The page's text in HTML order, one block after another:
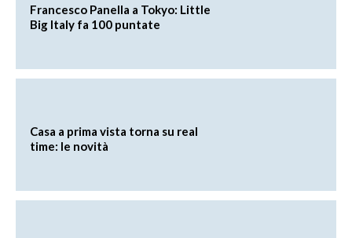
Francesco Panella a Tokyo: Little
Big Italy fa 100 puntate
Casa a prima vista torna su real
time: le novità